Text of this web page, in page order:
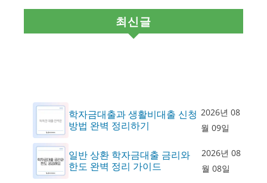
최신글
학자금대출과 생활비대출 신청
방법 완벽 정리하기
2026년 08
월 09일
일반 상환 학자금대출 금리와
한도 완벽 정리 가이드
2026년 08
월 08일